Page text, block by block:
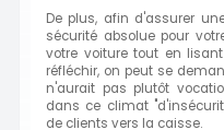
De plus, afin d'assurer
sécurité absolue pour
votre voiture tout en
réfléchir, on peut se
n'aurait pas plutôt
dans ce climat
de clients vers la caisse.